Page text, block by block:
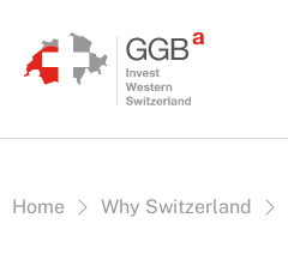
Vous êtes ici:
Home Why Switzerland